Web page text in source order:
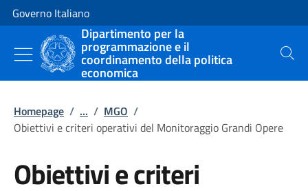
Vai al contenuto
Vai alla navigazione del sito
Governo Italiano
Dipartimento per la
programmazione e il
coordinamento della politica
economica
Cerca
Homepage / ... / MGO /
Obiettivi e criteri operativi del Monitoraggio Grandi Opere
Obiettivi e criteri